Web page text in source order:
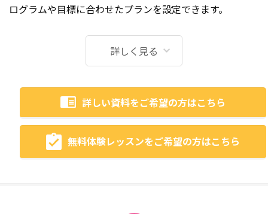
ログラムや目標に合わせたプランを設定できます。
詳しく見る
詳しい資料をご希望の方はこちら
無料体験レッスンをご希望の方はこちら